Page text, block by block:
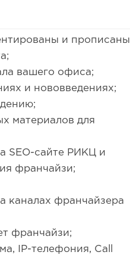
и прописаны
вашего офиса;
и нововведениях;
материалов для
SEO-сайте РИКЦ и
франчайзи;
каналах франчайзера
франчайзи;
IP-телефония, Call